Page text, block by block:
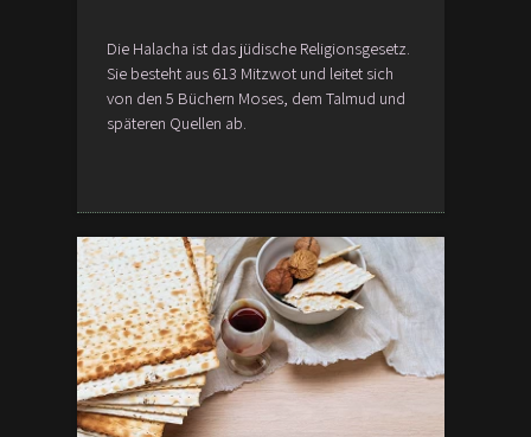
Die Halacha ist das jüdische Religionsgesetz.
Sie besteht aus 613 Mitzwot und leitet sich
von den 5 Büchern Moses, dem Talmud und
späteren Quellen ab.